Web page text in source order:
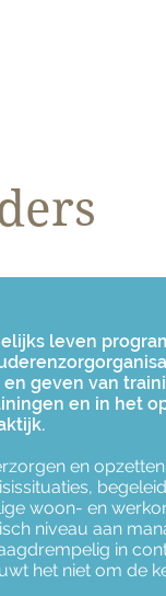
leven
geven van
en in het
en
woon- en
niveau aan
in
het niet om de